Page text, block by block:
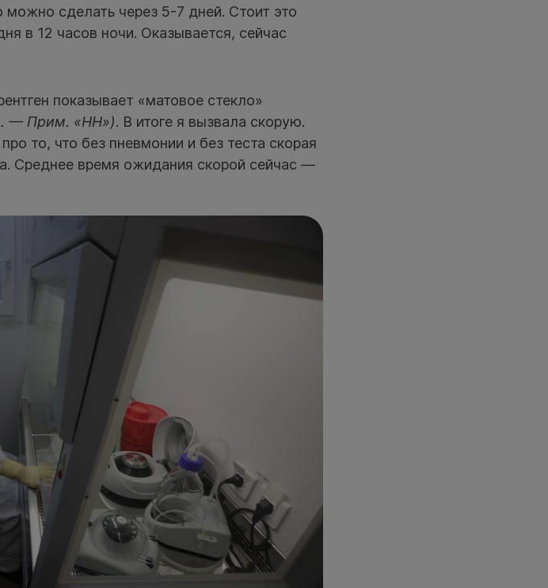
сделать через 5-7 дней. Стоит это
в 12 часов ночи. Оказывается, сейчас
показывает «матовое стекло»
— Прим. «НН»). В итоге я вызвала скорую.
то, что без пневмонии и без теста скорая
Среднее время ожидания скорой сейчас —